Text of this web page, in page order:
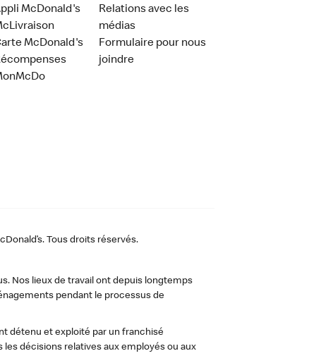
McDonald's
McDonald's
Relations avec les
médias
Formulaire pour nous
joindre
Tous droits réservés.
Nos lieux de travail ont depuis longtemps
pendant le processus de
détenu et exploité par un franchisé
décisions relatives aux employés ou aux